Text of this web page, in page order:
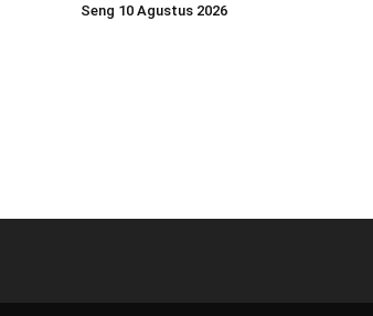
Seng 10 Agustus 2026